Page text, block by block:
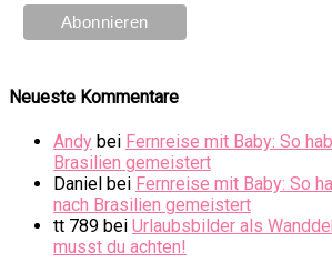
Neueste Kommentare
Andy bei Fernreise mit Baby: So
Brasilien gemeistert
Daniel bei Fernreise mit Baby: So
nach Brasilien gemeistert
tt 789 bei Urlaubsbilder als
musst du achten!